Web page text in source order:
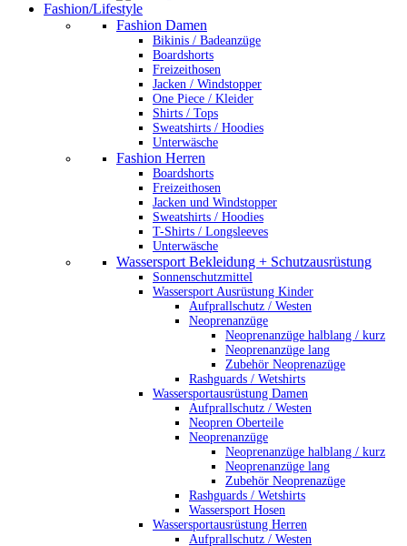
Fashion/Lifestyle
Fashion Damen
Bikinis / Badeanzüge
Boardshorts
Freizeithosen
Jacken / Windstopper
One Piece / Kleider
Shirts / Tops
Sweatshirts / Hoodies
Unterwäsche
Fashion Herren
Boardshorts
Freizeithosen
Jacken und Windstopper
Sweatshirts / Hoodies
T-Shirts / Longsleeves
Unterwäsche
Wassersport Bekleidung + Schutzausrüstung
Sonnenschutzmittel
Wassersport Ausrüstung Kinder
Aufprallschutz / Westen
Neoprenanzüge
Neoprenanzüge halblang / kurz
Neoprenanzüge lang
Zubehör Neoprenazüge
Rashguards / Wetshirts
Wassersportausrüstung Damen
Aufprallschutz / Westen
Neopren Oberteile
Neoprenanzüge
Neoprenanzüge halblang / kurz
Neoprenanzüge lang
Zubehör Neoprenazüge
Rashguards / Wetshirts
Wassersport Hosen
Wassersportausrüstung Herren
Aufprallschutz / Westen